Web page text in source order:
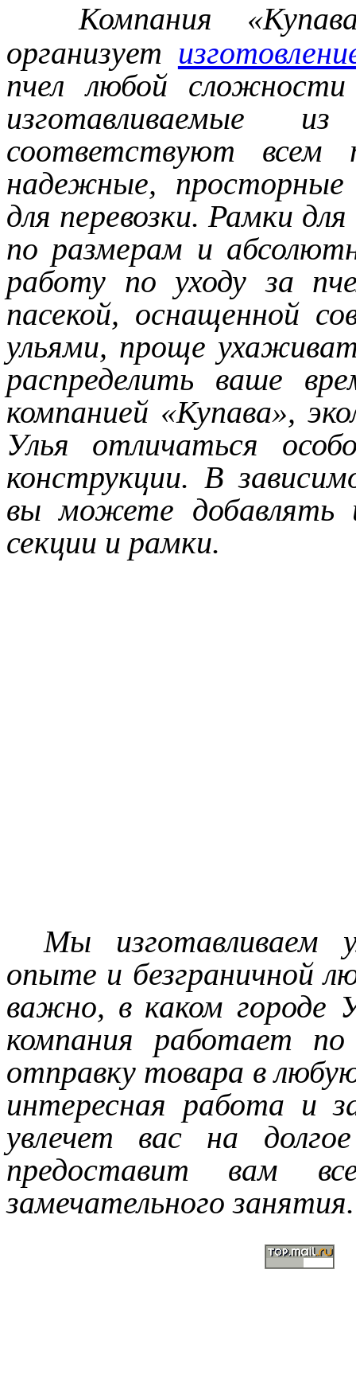
Компания
организует
пчел любой
изготавливаемые
соответствуют
надежные, просторные
для перевозки. Рамки
по размерам и
работу по уходу за
пасекой, оснащенной
ульями, проще
распределить ваше
компанией «Купава»,
Улья отличаться
конструкции. В
вы можете добавлять
секции и рамки.
Мы изготавливаем
опыте и безграничной
важно, в каком городе
компания работает
отправку товара в
интересная работа и
увлечет вас на
предоставит вам
замечательного занятия.